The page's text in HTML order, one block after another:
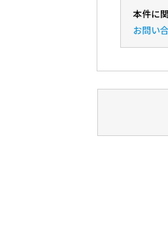
本件に
お問い